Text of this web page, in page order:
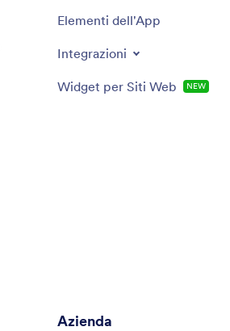
Elementi dell'App
Integrazioni
Widget per Siti Web NEW
Azienda